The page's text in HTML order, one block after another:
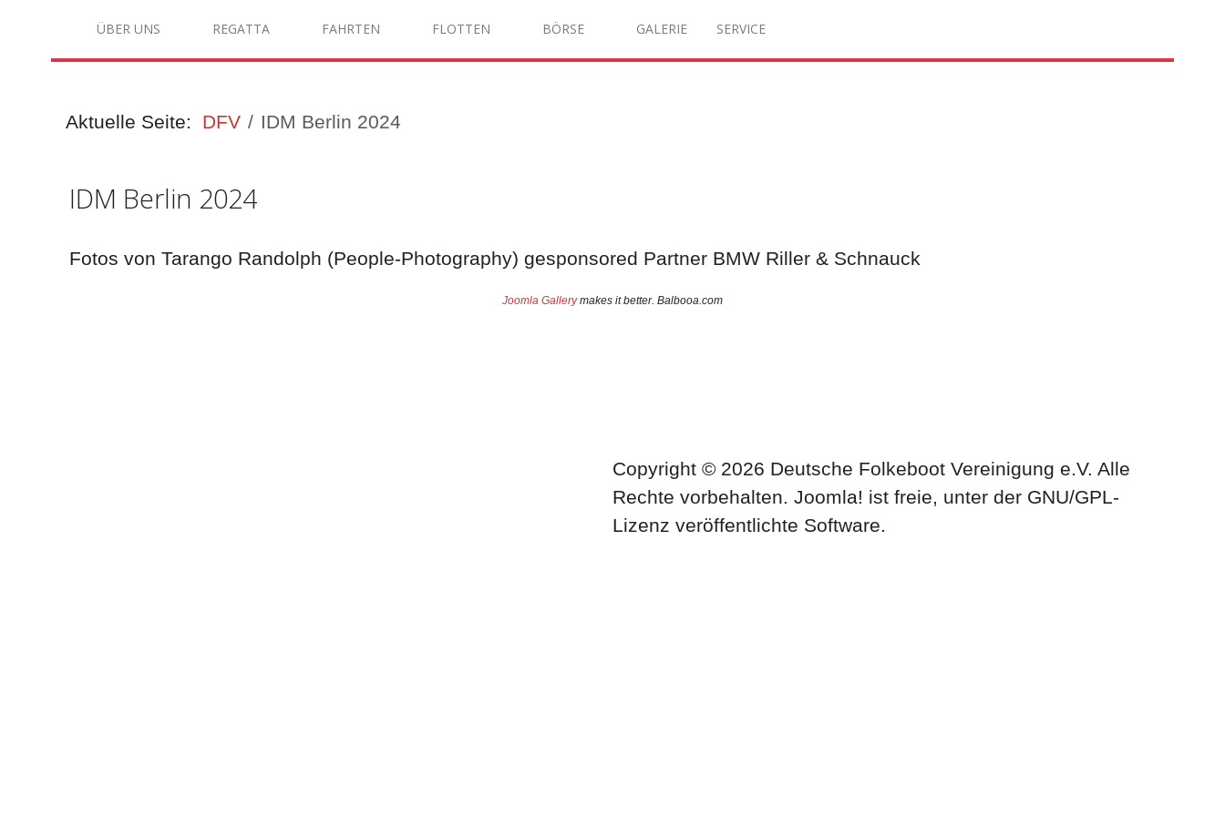
ÜBER UNS REGATTA FAHRTEN FLOTTEN BÖRSE GALERIE SERVICE
Aktuelle Seite: DFV IDM Berlin 2024
IDM Berlin 2024
Fotos von Tarango Randolph (People-Photography) gesponsored Partner BMW Riller & Schnauck
Joomla Gallerymakes it better. Balbooa.com
Copyright © 2026 Deutsche Folkeboot Vereinigung e.V. Alle
Rechte vorbehalten. Joomla! ist freie, unter der GNU/GPL-
Lizenz veröffentlichte Software.